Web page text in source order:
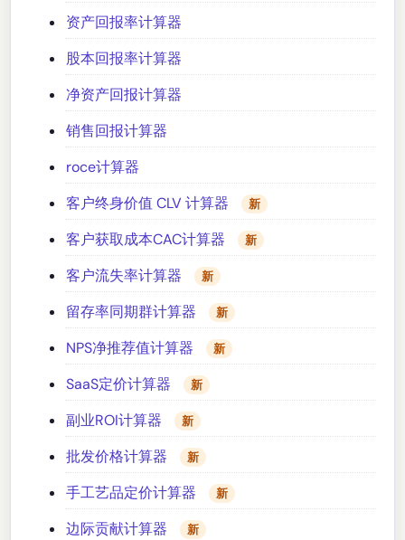
资产回报率计算器
股本回报率计算器
净资产回报计算器
销售回报计算器
roce计算器
客户终身价值 CLV 计算器
新
客户获取成本CAC计算器 新
客户流失率计算器 新
留存率同期群计算器 新
NPS净推荐值计算器 新
SaaS定价计算器 新
副业ROI计算器 新
批发价格计算器 新
手工艺品定价计算器 新
边际贡献计算器 新